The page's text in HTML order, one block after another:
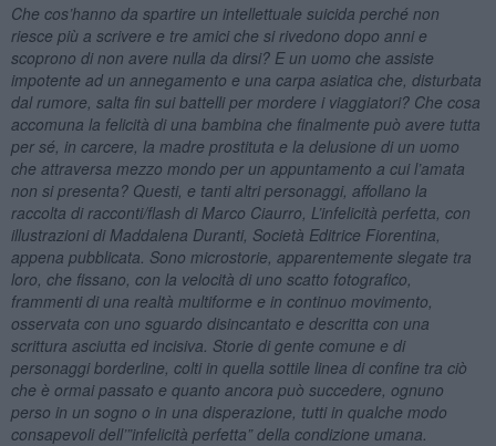
Che cos’hanno da spartire un intellettuale suicida perché non
riesce più a scrivere e tre amici che si rivedono dopo anni e
scoprono di non avere nulla da dirsi? E un uomo che assiste
impotente ad un annegamento e una carpa asiatica che, disturbata
dal rumore, salta fin sui battelli per mordere i viaggiatori? Che cosa
accomuna la felicità di una bambina che finalmente può avere tutta
per sé, in carcere, la madre prostituta e la delusione di un uomo
che attraversa mezzo mondo per un appuntamento a cui l’amata
non si presenta? Questi, e tanti altri personaggi, affollano la
raccolta di racconti/flash di Marco Ciaurro, L’infelicità perfetta, con
illustrazioni di Maddalena Duranti, Società Editrice Fiorentina,
appena pubblicata. Sono microstorie, apparentemente slegate tra
loro, che fissano, con la velocità di uno scatto fotografico,
frammenti di una realtà multiforme e in continuo movimento,
osservata con uno sguardo disincantato e descritta con una
scrittura asciutta ed incisiva. Storie di gente comune e di
personaggi borderline, colti in quella sottile linea di confine tra ciò
che è ormai passato e quanto ancora può succedere, ognuno
perso in un sogno o in una disperazione, tutti in qualche modo
consapevoli dell’”infelicità perfetta” della condizione umana.